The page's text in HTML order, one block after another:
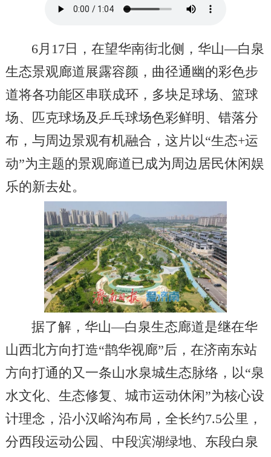
6月17日，在望华南街北侧，华山—白泉
生态景观廊道展露容颜，曲径通幽的彩色步
道将各功能区串联成环，多块足球场、篮球
场、匹克球场及乒乓球场色彩鲜明、错落分
布，与周边景观有机融合，这片以“生态+运
动”为主题的景观廊道已成为周边居民休闲娱
乐的新去处。
据了解，华山—白泉生态廊道是继在华
山西北方向打造“鹊华视廊”后，在济南东站
方向打通的又一条山水泉城生态脉络，以“泉
水文化、生态修复、城市运动休闲”为核心设
计理念，沿小汉峪沟布局，全长约7.5公里，
分西段运动公园、中段滨湖绿地、东段白泉